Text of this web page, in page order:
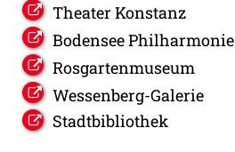
Theater Konstanz
Bodensee Philharmonie
Rosgartenmuseum
Wessenberg-Galerie
Stadtbibliothek